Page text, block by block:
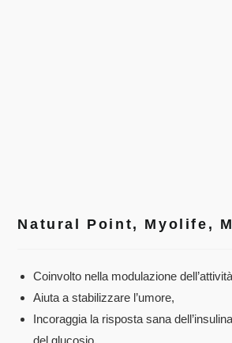
Natural Point, Myolife,
Coinvolto nella modulazione
Aiuta a stabilizzare l’umore,
Incoraggia la risposta sana
del glucosio,